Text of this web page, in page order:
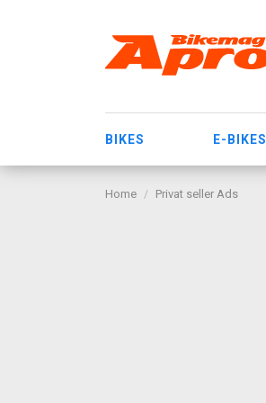
BIKES E-BIKES
Home Privat seller Ads